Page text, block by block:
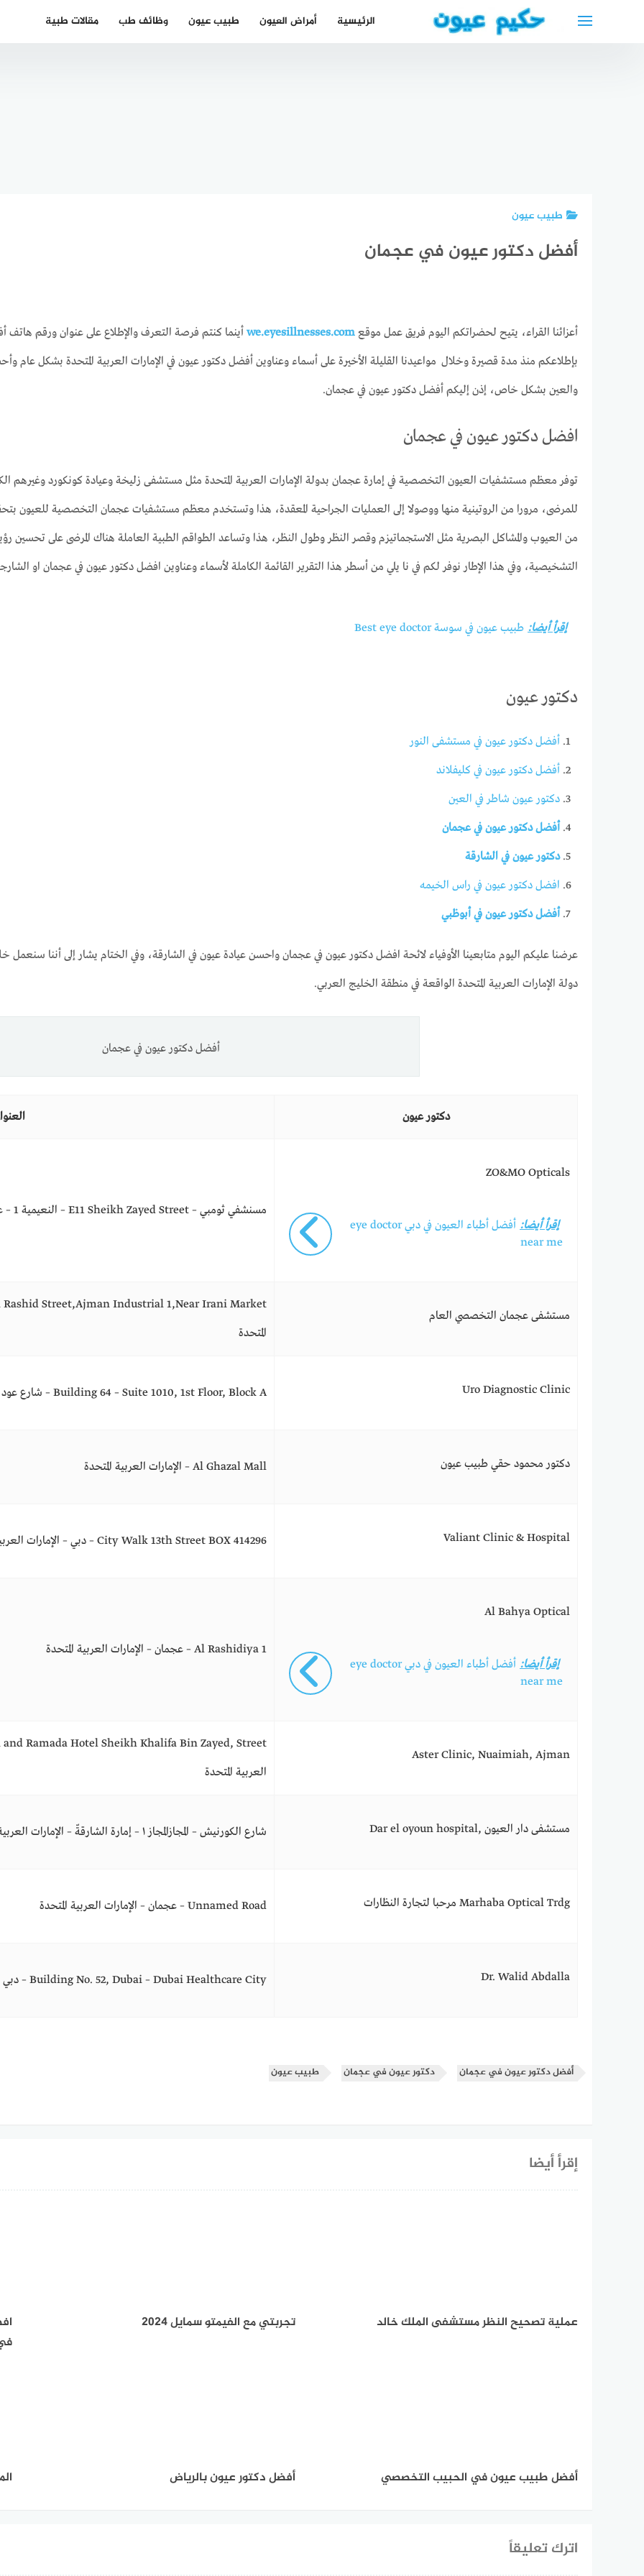
الرئيسية أمراض العيون طبيب عيون وظائف طب مقالات طبية
طبيب عيون
أفضل دكتور عيون في عجمان
أعزائنا القراء، يتيح لحضراتكم اليوم فريق عمل موقع we.eyesillnesses.com أينما كنتم فرصة التعرف والإطلاع على عنوان ورقم
بإطلاعكم منذ مدة قصيرة وخلال مواعيدنا القليلة الأخيرة على أسماء وعناوين أفضل دكتور عيون في الإمارات العربية المتحدة بشكل
والعين بشكل خاص، إذن إليكم أفضل دكتور عيون في عجمان.
افضل دكتور عيون في عجمان
توفر معظم مستشفيات العيون التخصصية في إمارة عجمان بدولة الإمارات العربية المتحدة مثل مستشفى زليخة وعيادة كونكورد وغيرهم
للمرضى، مرورا من الروتينية منها ووصولا إلى العمليات الجراحية المعقدة، هذا وتستخدم معظم مستشفيات عجمان التخصصية للعيون
من العيوب والمشاكل البصرية مثل الاستجماتيزم وقصر النظر وطول النظر، هذا وتساعد الطواقم الطبية العاملة هناك المرضى على تحسين
التشخيصية، وفي هذا الإطار نوفر لكم في نا يلي من أسطر هذا التقرير القائمة الكاملة لأسماء وعناوين افضل دكتور عيون في عجمان او
إقرأ أيضا: طبيب عيون في سوسة Best eye doctor
دكتور عيون
أفضل دكتور عيون في مستشفى النور
أفضل دكتور عيون في كليفلاند
دكتور عيون شاطر في العين
أفضل دكتور عيون في عجمان
دكتور عيون في الشارقة
افضل دكتور عيون في راس الخيمه
أفضل دكتور عيون في أبوظبي
عرضنا عليكم اليوم متابعينا الأوفياء لائحة افضل دكتور عيون في عجمان واحسن عيادة عيون في الشارقة، وفي الختام يشار إلى أننا
دولة الإمارات العربية المتحدة الواقعة في منطقة الخليج العربي.
أفضل دكتور عيون في عجمان
دكتور عيون
ZO&MO Opticals
إقرأ أيضا:
أفضل أطباء العيون في دبي eye doctor
near me
مسنشفي ثومبي – E11 Sheikh Zayed Street – النعيمية 1 – عجمان – الإمارات العربية المتحدة
مستشفى عجمان التخصصي العام
المتحدة
Uro Diagnostic Clinic Building 64 – Suite 1010, 1st Floor, Block A – شارع عود ميثاء – دبي – الإمارات العربية المتحدة
دكتور محمود حقي طبيب عيون Al Ghazal Mall – الإمارات العربية المتحدة
Valiant Clinic & Hospital City Walk 13th Street BOX 414296 – دبي – الإمارات العربية المتحدة
Al Bahya Optical
إقرأ أيضا:
أفضل أطباء العيون في دبي eye doctor
near me
Al Rashidiya 1 – عجمان – الإمارات العربية المتحدة
Aster Clinic, Nuaimiah, Ajman
العربية المتحدة
مستشفى دار العيون ,Dar el oyoun hospital شارع الكورنيش – المجازالمجاز ١ – إمارة الشارقةّ – الإمارات العربية المتحدة
Marhaba Optical Trdg مرحبا لتجارة النظارات Unnamed Road – عجمان – الإمارات العربية المتحدة
Dr. Walid Abdalla Building No. 52, Dubai – Dubai Healthcare City – دبي – الإمارات العربية المتحدة
أفضل دكتور عيون في عجمان دكتور عيون في عجمان طبيب عيون
إقرأ أيضا
عملية تصحيح النظر مستشفى الملك خالد تجربتي مع الفيمتو سمايل 2024
أفضل طبيب عيون في الحبيب التخصصي أفضل دكتور عيون بالرياض
اترك تعليقاً